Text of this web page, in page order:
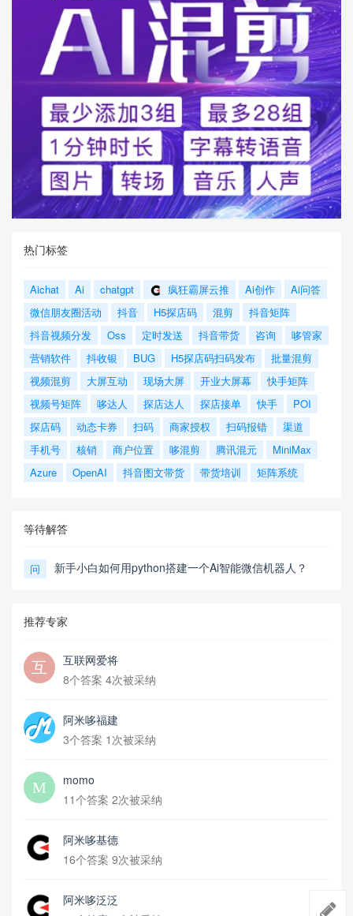
热门标签
Aichat Ai chatgpt 疯狂霸屏云推 Ai创作
Ai问答
微信朋友圈活动
抖音 H5探店码 混剪
抖音矩阵
抖音视频分发
Oss 定时发送 抖音带货 咨询
哆管家
营销软件
抖收银 BUG H5探店码扫码发布
批量混剪
视频混剪
大屏互动 现场大屏 开业大屏幕
快手矩阵
视频号矩阵
哆达人 探店达人 探店接单 快手
POI
探店码
动态卡券 扫码 商家授权 扫码报错
渠道
手机号
核销 商户位置 哆混剪 腾讯混元
MiniMax
Azure
OpenAI 抖音图文带货 带货培训 矩阵系统
等待解答
问 新手小白如何用python搭建一个Ai智能微信机器人？
推荐专家
互联网爱将
8个答案 4次被采纳
阿米哆福建
3个答案 1次被采纳
momo
11个答案 2次被采纳
阿米哆基德
16个答案 9次被采纳
阿米哆泛泛